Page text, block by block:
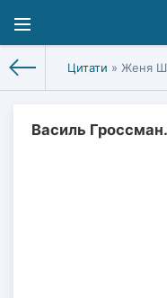
Цитати » Женя
Василь